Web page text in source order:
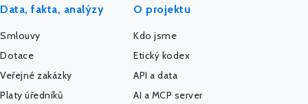
Data, fakta, analýzy
Smlouvy
Dotace
Veřejné zakázky
Platy úředníků
O projektu
Kdo jsme
Etický kodex
API a data
AI a MCP server